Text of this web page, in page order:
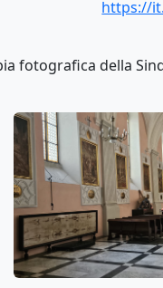
https://
fotografica della